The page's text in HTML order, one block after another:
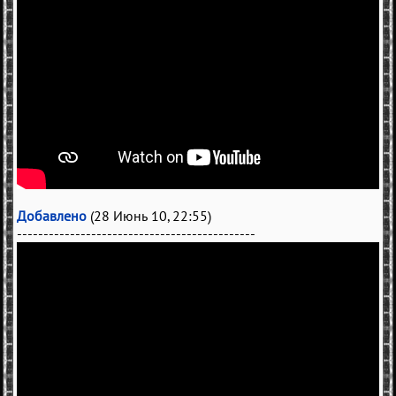
Добавлено (28 Июнь 10, 22:55)
---------------------------------------------